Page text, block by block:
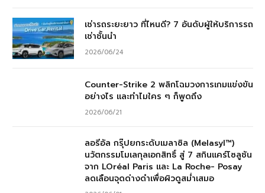
เช่ารถระยะยาว ที่ไหนดี? 7 อันดับผู้ให้บริการรถ
เช่าชั้นนำ
2026/06/24
Counter-Strike 2 พลิกโฉมวงการเกมแข่งขัน
อย่างไร และทำไมใคร ๆ ก็พูดถึง
2026/06/21
ลอรีอัล กรุ๊ปยกระดับเมลาซิล (Melasyl™)
นวัตกรรมโมเลกุลเอกสิทธิ์ สู่ 7 สกินแคร์โซลูชัน
จาก LOréal Paris และ La Roche- Posay
ลดเลือนจุดด่างดำเพื่อผิวดูสม่ำเสมอ